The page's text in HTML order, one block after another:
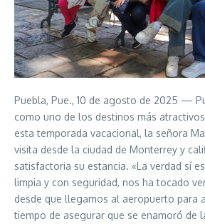
Puebla, Pue., 10 de agosto de 2025 —
como uno de los destinos más
esta temporada vacacional, la señora
visita desde la ciudad de Monterrey y
satisfactoria su estancia. «La verdad sí
limpia y con seguridad, nos ha tocado
desde que llegamos al aeropuerto para
tiempo de asegurar que se enamoró de